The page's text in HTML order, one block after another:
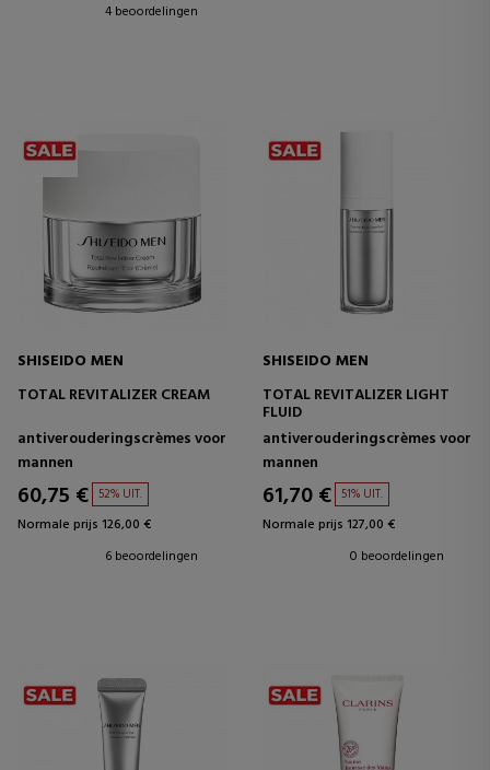
4 beoordelingen
SHISEIDO MEN
TOTAL REVITALIZER CREAM
antiverouderingscrèmes voor
mannen
60,75 € 52% UIT.
Normale prijs 126,00 €
6 beoordelingen
SHISEIDO MEN
TOTAL REVITALIZER LIGHT
FLUID
antiverouderingscrèmes voor
mannen
61,70 € 51% UIT.
Normale prijs 127,00 €
0 beoordelingen